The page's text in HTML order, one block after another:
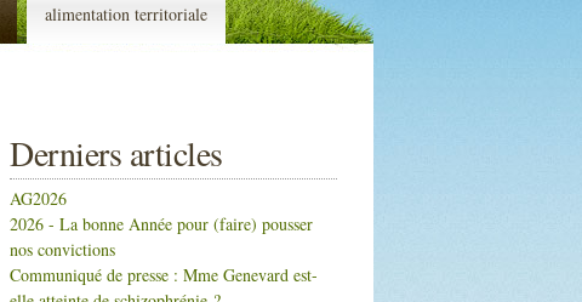
alimentation territoriale
Derniers articles
AG2026
2026 - La bonne Année pour (faire) pousser
nos convictions
Communiqué de presse : Mme Genevard est-